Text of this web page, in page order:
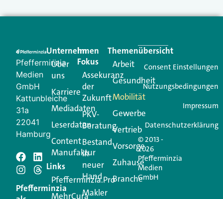
Pfefferminzia
Medien
GmbH
Kattunbleiche
31a
22041
Hamburg
Pfefferminzia
Unternehmen
Über
uns
Karriere
Mediadaten
Leserdaten
Content
Manufaktur
Links
Pfefferminzia.Pro
MehrCura
Im
Fokus
Assekuranz
der
Zukunft
PKV-
Beratung
Bestand
in
neuer
Hand
Makler
Themenübersicht
Arbeit
Gesundheit
Mobilität
Gewerbe
Vertrieb
Vorsorge
Zuhause
Branche
© 2013 -
2026
Pfefferminzia
Medien
GmbH
Consent Einstellungen
Nutzungsbedingungen
Impressum
Datenschutzerklärung